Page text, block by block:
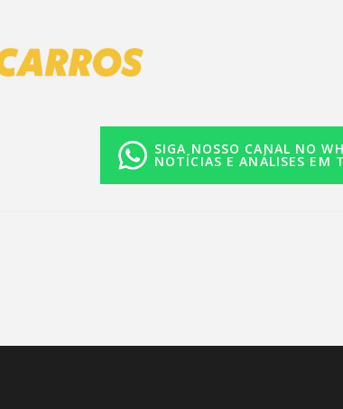
SIGA NOSSO CANAL NO
NOTÍCIAS E ANÁLISES EM